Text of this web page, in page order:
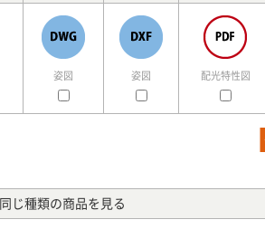
姿図 姿図 配光特性図
同じ種類の商品を見る